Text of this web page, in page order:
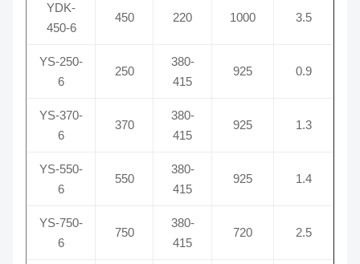
YDK-
450-6
450 220 1000 3.5
YS-250-
6
250
380-
415
925 0.9
YS-370-
6
370
380-
415
925 1.3
YS-550-
6
550
380-
415
925 1.4
YS-750-
6
750
380-
415
720 2.5